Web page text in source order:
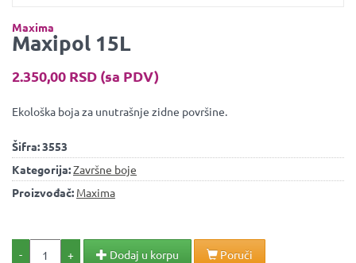
Maxima
Maxipol 15L
2.350,00 RSD (sa PDV)
Ekološka boja za unutrašnje zidne površine.
Šifra:3553
Kategorija:Završne boje
Proizvođač: Maxima
- + Dodaj u korpu Poruči